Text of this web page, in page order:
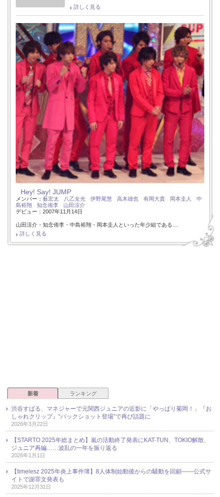
詳しく見る
Hey! Say! JUMP
メンバー： 薮宏太 八乙女光 伊野尾慧 高木雄也 有岡大貴 岡本圭人
中
島裕翔
知念侑李
山田涼介
デビュー：2007年11月14日
山田涼介・知念侑李・中島裕翔・岡本圭人といった年少組である…
詳しく見る
新着 ランキング
渋谷すばる、マネジャーで元関西ジュニアの近影に「やっぱり菊岡！」『お
しゃれクリップ』“バックショット登場”で再び話題に
2026年3月22日
【STARTO 2025年総まとめ】嵐の活動終了発表にKAT-TUN、TOKIO解散、
ジュニア再編……波乱の一年を振り返る
2026年1月1日
【timelesz 2025年炎上事件簿】8人体制始動後からの騒動を回顧――公式サ
イトで謝罪文発表も
2025年12月31日